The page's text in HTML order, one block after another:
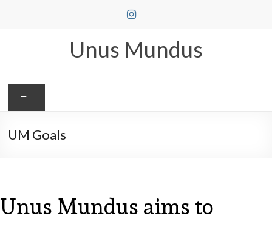
Unus Mundus
UM Goals
Unus Mundus aims to